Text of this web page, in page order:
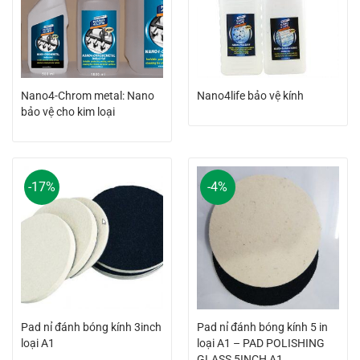
Nano4-Chrom metal: Nano
bảo vệ cho kim loại
Nano4life bảo vệ kính
-17%
Pad nỉ đánh bóng kính 3inch
loại A1
-4%
Pad nỉ đánh bóng kính 5 in
loại A1 – PAD POLISHING